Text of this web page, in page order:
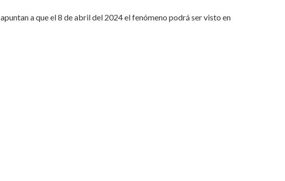
apuntan a que el 8 de abril del 2024 el fenómeno podrá ser visto en